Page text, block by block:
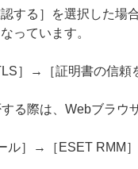
する］を選択した
っています。
］→［証明書の信頼
る際は、Webブラウ
ル］→［ESET RMM